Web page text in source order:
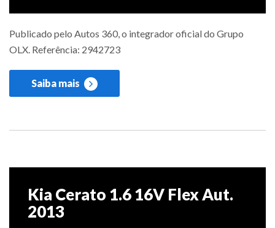
Publicado pelo Autos 360, o integrador oficial do Grupo
OLX. Referência: 2942723
Saiba mais
Kia Cerato 1.6 16V Flex Aut.
2013